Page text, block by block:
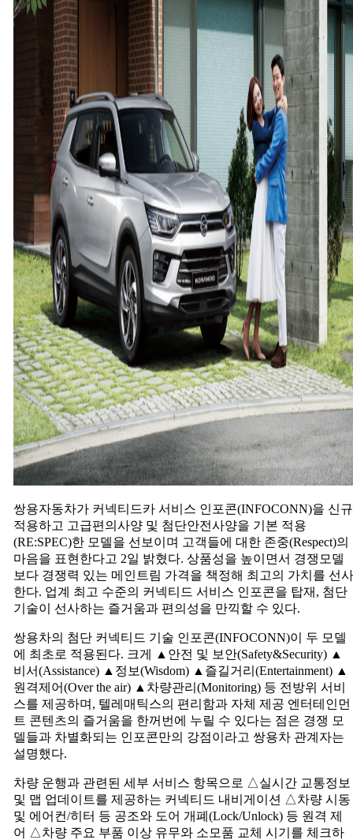
으
완
전
히
새
로
워
진
리
스
펙
(RE:SPEC)
코
란
도
볼
리
출
시
쌍용자동차가 커넥티드카 서비스 인포콘(INFOCONN)을 신규
적용하고 고급편의사양 및 첨단안전사양을 기본 적용
(RE:SPEC)한 모델을 선보이며 고객들에 대한 존중(Respect)의
마음을 표현한다고 2일 밝혔다. 상품성을 높이면서 경쟁모델
보다 경쟁력 있는 메인트림 가격을 책정해 최고의 가치를 선사
한다. 업계 최고 수준의 커넥티드 서비스 인포콘을 탑재, 첨단
기술이 선사하는 즐거움과 편의성을 만끽할 수 있다.
쌍용차의 첨단 커넥티드 기술 인포콘(INFOCONN)이 두 모델
에 최초로 적용된다. 크게 ▲안전 및 보안(Safety&Security) ▲
비서(Assistance) ▲정보(Wisdom) ▲즐길거리(Entertainment) ▲
원격제어(Over the air) ▲차량관리(Monitoring) 등 전방위 서비
스를 제공하며, 텔레매틱스의 편리함과 자체 제공 엔터테인먼
트 콘텐츠의 즐거움을 한꺼번에 누릴 수 있다는 점은 경쟁 모
델들과 차별화되는 인포콘만의 강점이라고 쌍용차 관계자는
설명했다.
차량 운행과 관련된 세부 서비스 항목으로 △실시간 교통정보
및 맵 업데이트를 제공하는 커넥티드 내비게이션 △차량 시동
및 에어컨/히터 등 공조와 도어 개폐(Lock/Unlock) 등 원격 제
어 △차량 주요 부품 이상 유무와 소모품 교체 시기를 체크하